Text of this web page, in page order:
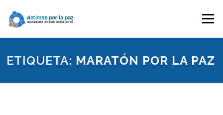
contenido
Menú
ETIQUETA: MARATÓN POR LA PAZ